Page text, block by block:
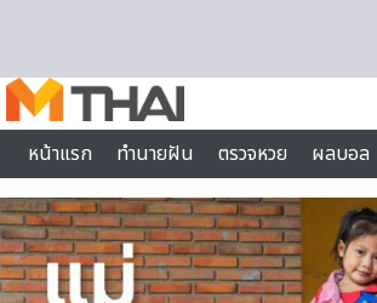
หน้าแรก
ทำนายฝัน ตรวจหวย ผลบอล
ไลฟ์สไตล์